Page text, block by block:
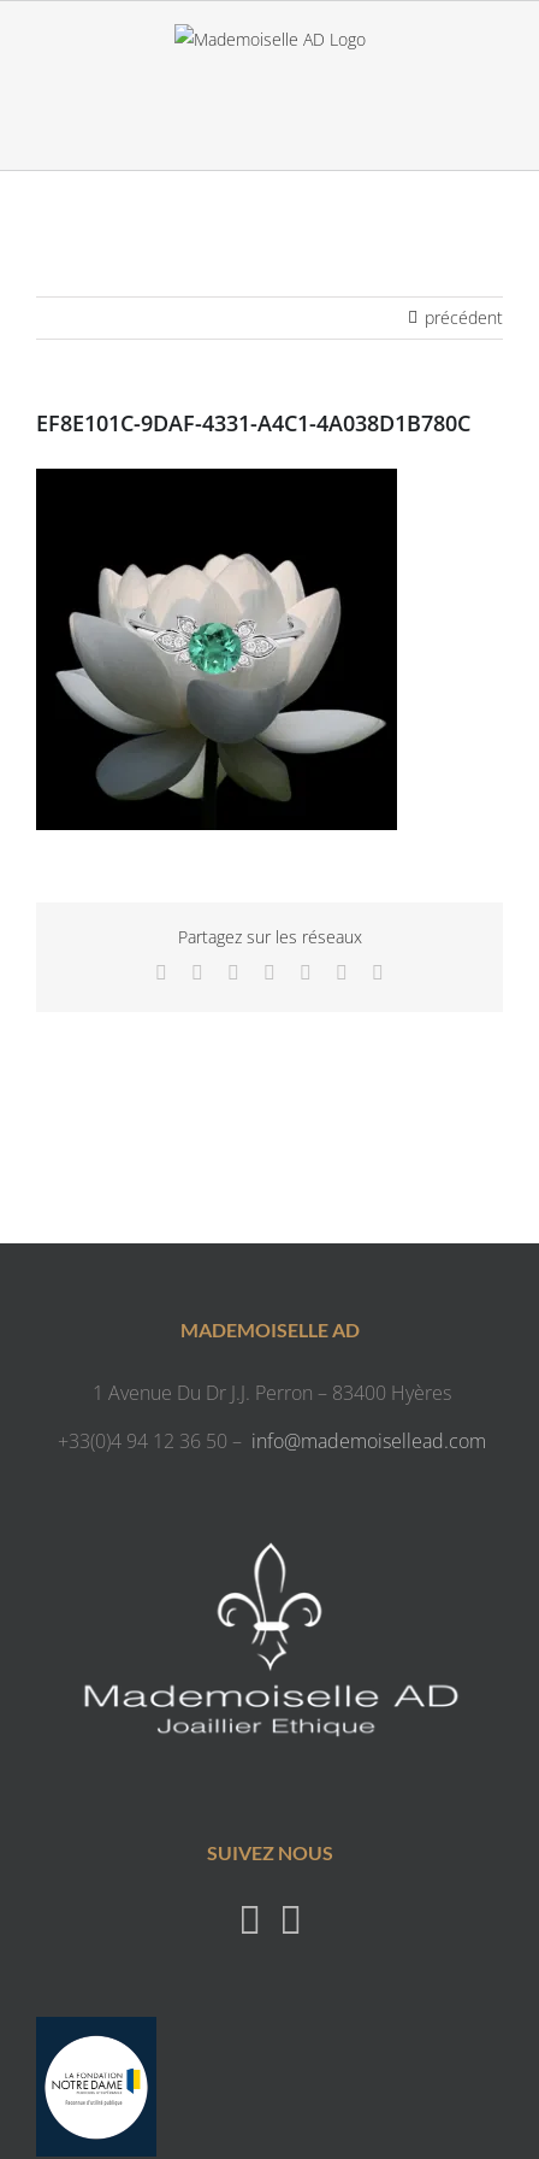
précédent
EF8E101C-9DAF-4331-A4C1-4A038D1B780C
Partagez sur les réseaux
Facebook
TwitterLinkedInWhatsApp
TumblrPinterest
MADEMOISELLE AD
1 Avenue Du Dr J.J. Perron – 83400 Hyères
+33(0)4 94 12 36 50 – info@mademoisellead.com
SUIVEZ NOUS